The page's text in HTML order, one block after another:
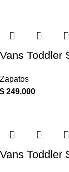
Vans Toddler
Zapatos
$ 249.000
Vans Toddler